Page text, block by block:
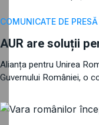
COMUNICATE DE PRESĂ
AUR are soluții
Alianța pentru Unirea
Guvernului României, o